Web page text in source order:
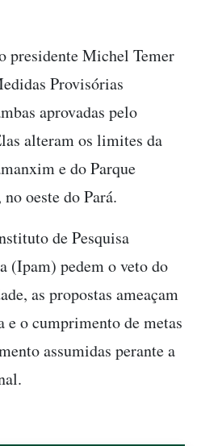
presidente Michel Temer
Provisórias
aprovadas pelo
alteram os limites da
e do Parque
oeste do Pará.
de Pesquisa
(Ipam) pedem o veto do
as propostas ameaçam
e o cumprimento de metas
assumidas perante a